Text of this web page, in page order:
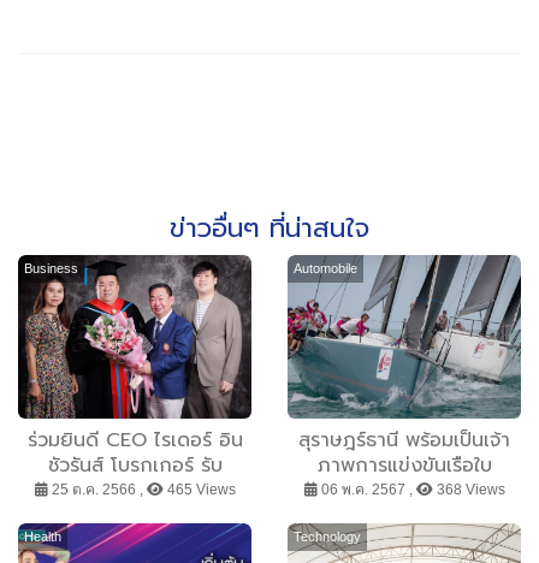
ข่าวอื่นๆ ที่น่าสนใจ
Business
ร่วมยินดี CEO ไรเดอร์ อิน
ชัวรันส์ โบรกเกอร์ รับ
ปริญญาบริหารธุรกิจดุษฎี
บัณฑิต
25 ต.ค. 2566 , 465 Views
Automobile
สุราษฎร์ธานี พร้อมเป็นเจ้า
ภาพการแข่งขันเรือใบ
นานาชาติ สมุย รีกัตต้า
2567
06 พ.ค. 2567 , 368 Views
Health Technology